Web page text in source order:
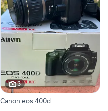
3
Canon eos 400d